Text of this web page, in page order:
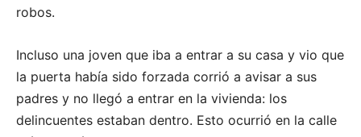
robos.
Incluso una joven que iba a entrar a su casa y vio que
la puerta había sido forzada corrió a avisar a sus
padres y no llegó a entrar en la vivienda: los
delincuentes estaban dentro. Esto ocurrió en la calle